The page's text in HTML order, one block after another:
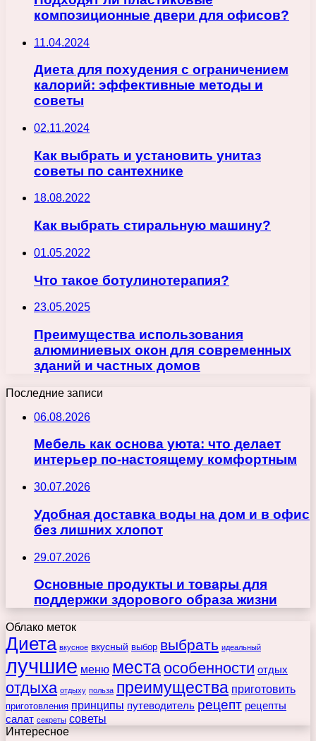
композиционные двери для офисов?
11.04.2024
Диета для похудения с ограничением
калорий: эффективные методы и
советы
02.11.2024
Как выбрать и установить унитаз
советы по сантехнике
18.08.2022
Как выбрать стиральную машину?
01.05.2022
Что такое ботулинотерапия?
23.05.2025
Преимущества использования
алюминиевых окон для современных
зданий и частных домов
Последние записи
06.08.2026
Мебель как основа уюта: что делает
интерьер по-настоящему комфортным
30.07.2026
Удобная доставка воды на дом и в офис
без лишних хлопот
29.07.2026
Основные продукты и товары для
поддержки здорового образа жизни
Облако меток
Диета вкусное вкусный выбор выбрать идеальный
лучшие меню места особенности отдых
отдыха отдыху польза преимущества приготовить
приготовления принципы путеводитель рецепт рецепты
салат секреты советы
Интересное